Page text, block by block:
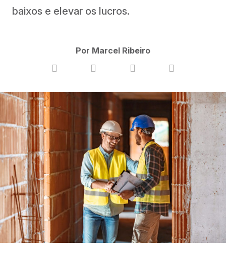
baixos e elevar os lucros.
Por Marcel Ribeiro